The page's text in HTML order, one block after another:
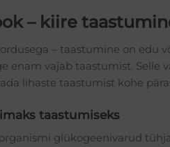
– kiire
– taastumine on edu
enam vajab taastumist. Selle
lihaste taastumist kohe
taastumiseks
glükogeenivarud